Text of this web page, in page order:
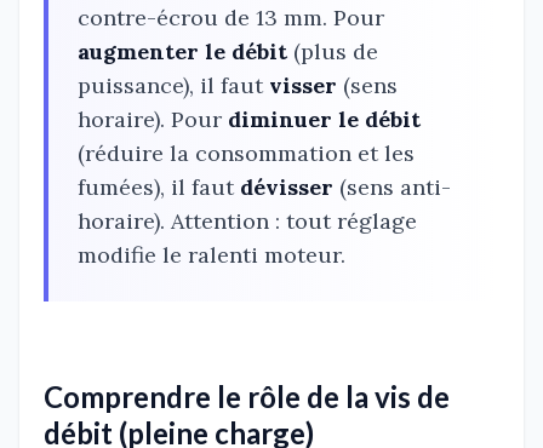
contre-écrou de 13 mm. Pour
augmenter le débit (plus de
puissance), il faut visser (sens
horaire). Pour diminuer le débit
(réduire la consommation et les
fumées), il faut dévisser (sens anti-
horaire). Attention : tout réglage
modifie le ralenti moteur.
Comprendre le rôle de la vis de
débit (pleine charge)